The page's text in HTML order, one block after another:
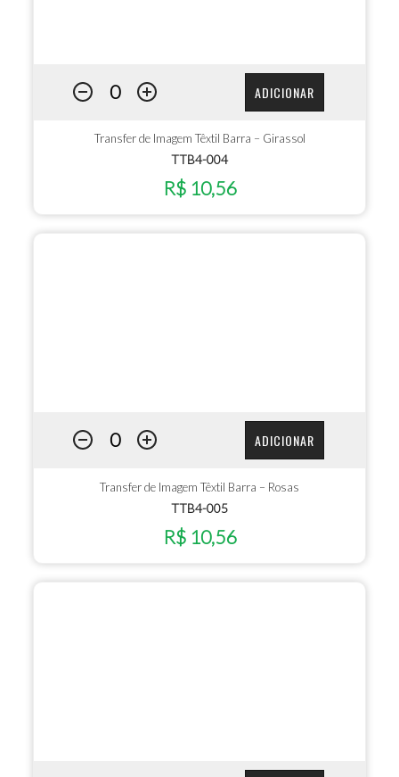
ADICIONAR
Transfer de Imagem Têxtil Barra – Girassol
TTB4-004
R$ 10,56
ADICIONAR
Transfer de Imagem Têxtil Barra – Rosas
TTB4-005
R$ 10,56